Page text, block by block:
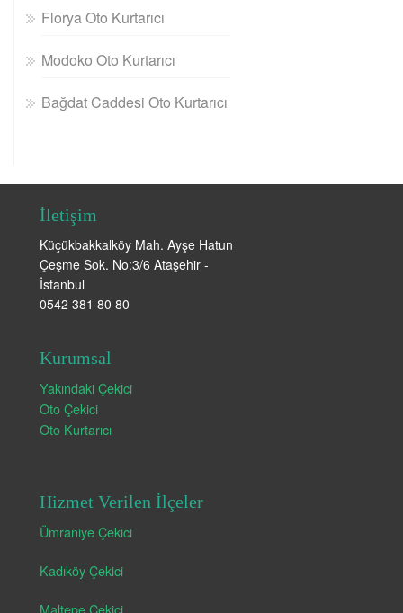
Florya Oto Kurtarıcı
Modoko Oto Kurtarıcı
Bağdat Caddesi Oto Kurtarıcı
İletişim
Küçükbakkalköy Mah. Ayşe Hatun
Çeşme Sok. No:3/6 Ataşehir -
İstanbul
0542 381 80 80
Kurumsal
Yakındaki Çekici
Oto Çekici
Oto Kurtarıcı
Hizmet Verilen İlçeler
Ümraniye Çekici
Kadıköy Çekici
Maltepe Çekici